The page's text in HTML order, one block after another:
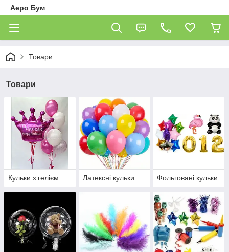
Аеро Бум
Товари
Товари
Кульки з гелієм Латексні кульки Фольговані кульки